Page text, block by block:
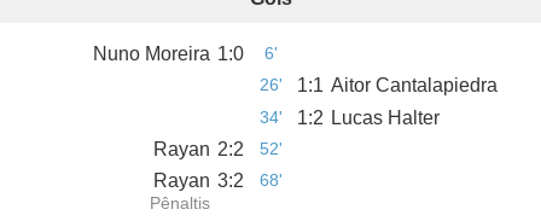
Nuno Moreira 1:0
6'
26'
1:1 Aitor Cantalapiedra
34' 1:2 Lucas Halter
Rayan 2:2 52'
Rayan
Pênaltis
3:2 68'